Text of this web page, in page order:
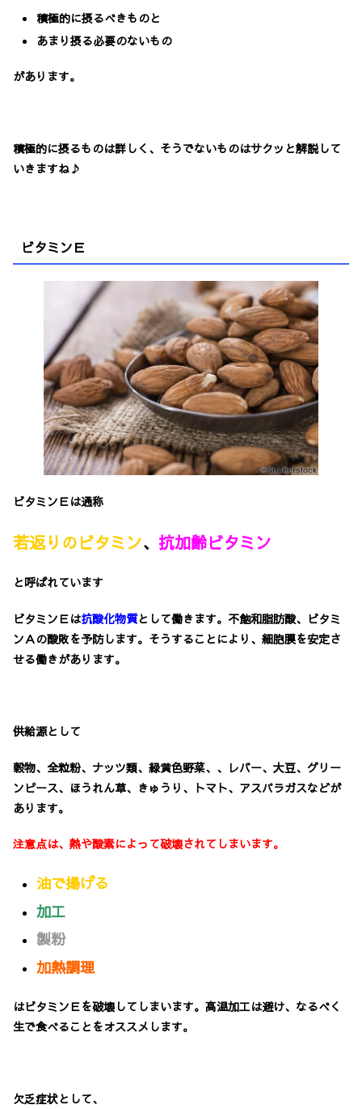
積極的に摂るべきものと
あまり摂る必要のないもの
があります。
積極的に摂るものは詳しく、そうでないものはサクッと解説して
いきますね♪
ビタミンＥ
ビタミンＥは通称
若返りのビタミン、 抗加齢ビタミン
と呼ばれています
ビタミンＥは抗酸化物質として働きます。不飽和脂肪酸、ビタミ
ンＡの酸敗を予防します。そうすることにより、細胞膜を安定さ
せる働きがあります。
供給源として
穀物、全粒粉、ナッツ類、緑黄色野菜、、レバー、大豆、グリー
ンピース、ほうれん草、きゅうり、トマト、アスパラガスなどが
あります。
注意点は、熱や酸素によって破壊されてしまいます。
油で揚げる
加工
製粉
加熱調理
はビタミンＥを破壊してしまいます。高温加工は避け、なるべく
生で食べることをオススメします。
欠乏症状として、